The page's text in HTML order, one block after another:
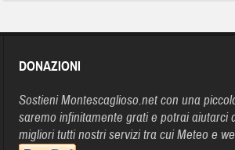
DONAZIONI
Sostieni Montescaglioso.net con una
saremo infinitamente grati e potrai aiutarci
migliori tutti nostri servizi tra cui Meteo e